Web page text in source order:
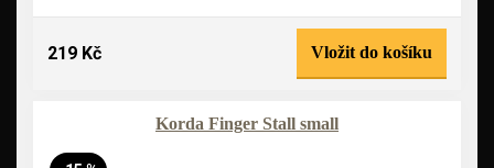
219 Kč Vložit do košíku
Korda Finger Stall small